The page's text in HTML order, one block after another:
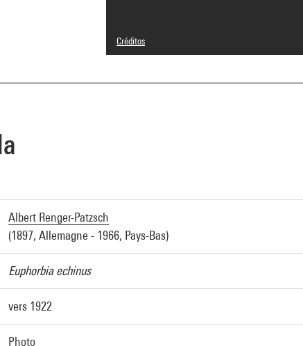
Créditos
© Albert Renger-Patzch-Archiv / Ann & Jürgen
Referencia de la imagen : 4N61639
Albert Renger-Patzsch
(1897, Allemagne - 1966, Pays-Bas)
Euphorbia echinus
vers 1922
Photo